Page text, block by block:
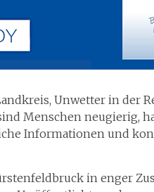
Unwetter in der
Menschen neugierig,
Informationen und
in enger